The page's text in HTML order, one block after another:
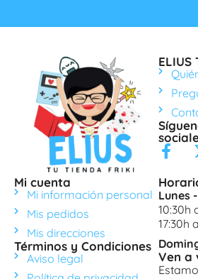
Mi cuenta
Mi información personal
Mis pedidos
Mis direcciones
Términos y Condiciones
Aviso legal
Lunes
10:30h
17:30h
Ven a